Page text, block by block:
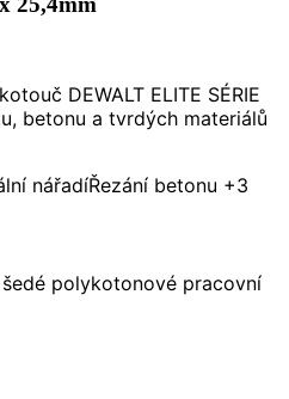
DEWALT ELITE SÉRIE
betonu a tvrdých materiálů
nářadíŘezání betonu +3
šedé polykotonové pracovní